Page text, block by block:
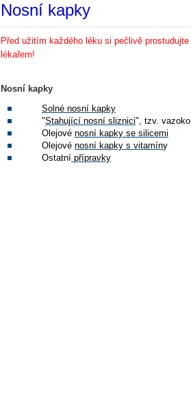
Nosní kapky
Před užitím každého léku si pečlivě
lékařem!
Nosní kapky
Solné nosní kapky
"Stahující nosní sliznici", tzv.
Olejové nosní kapky se silicemi
Olejové nosní kapky s vitamíny
Ostatní přípravky